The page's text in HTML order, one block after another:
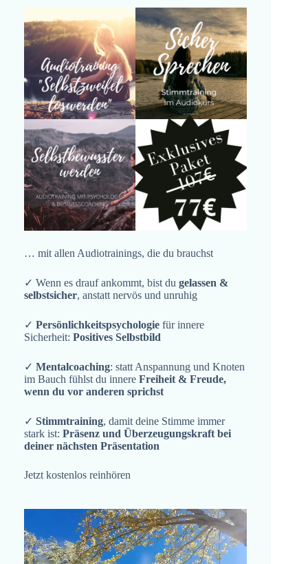
… mit allen Audiotrainings, die du brauchst
✓ Wenn es drauf ankommt, bist du gelassen &
selbstsicher, anstatt nervös und unruhig
✓ Persönlichkeitspsychologie für innere
Sicherheit: Positives Selbstbild
✓ Mentalcoaching: statt Anspannung und Knoten
im Bauch fühlst du innere Freiheit & Freude,
wenn du vor anderen sprichst
✓ Stimmtraining, damit deine Stimme immer
stark ist: Präsenz und Überzeugungskraft bei
deiner nächsten Präsentation
Jetzt kostenlos reinhören